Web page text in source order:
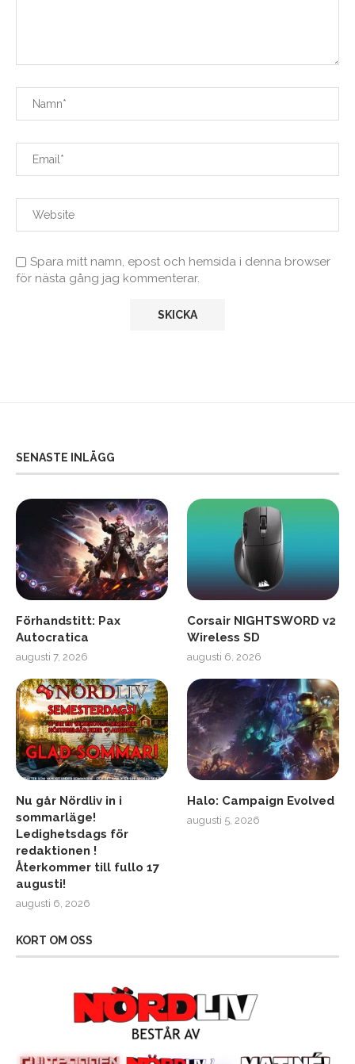
Spara mitt namn, epost och hemsida i denna browser
för nästa gång jag kommenterar.
SENASTE INLÄGG
Förhandstitt: Pax
Autocratica
augusti 7, 2026
Corsair NIGHTSWORD v2
Wireless SD
augusti 6, 2026
Nu går Nördliv in i
sommarläge!
Ledighetsdags för
redaktionen !
Återkommer till fullo 17
augusti!
augusti 6, 2026
Halo: Campaign Evolved
augusti 5, 2026
KORT OM OSS